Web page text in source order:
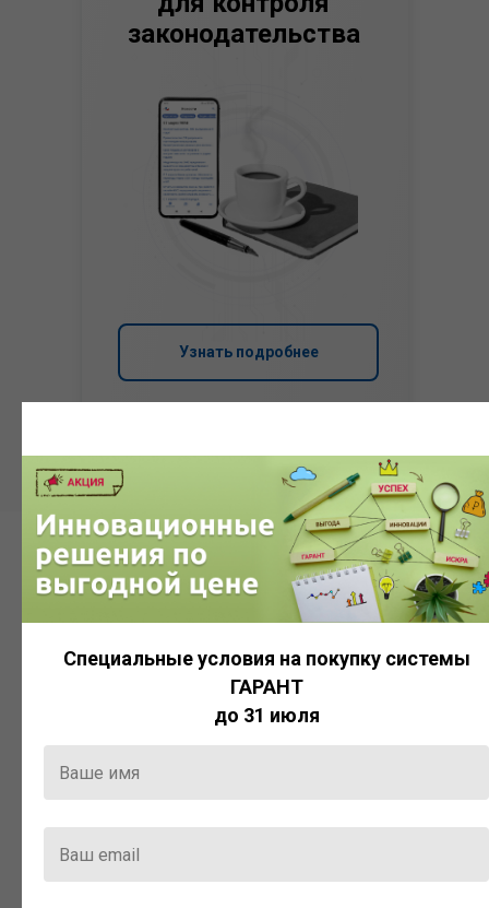
Узнать подробнее
законодательства
Компания «Гарант» стала
победителем премии «Время
Система
ГАРАНТ
Актуальная правовая информация
и инструменты для максимально
эффективной работы с ней.
Специальные условия на покупку системы
ГАРАНТ
до 31 июля